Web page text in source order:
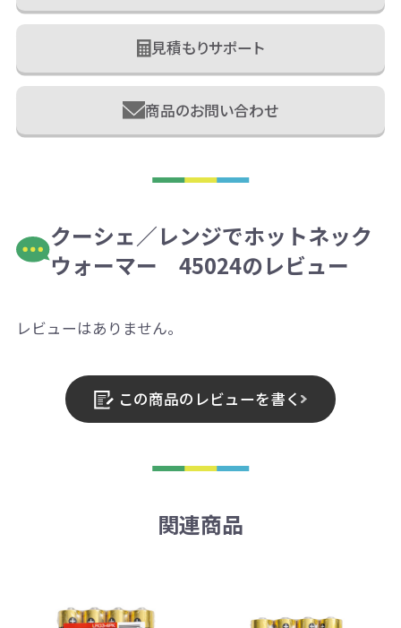
見積もりサポート
商品のお問い合わせ
クーシェ／レンジでホットネック
ウォーマー 45024のレビュー
レビューはありません。
この商品のレビューを書く
関連商品